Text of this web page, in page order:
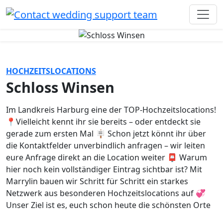
HOCHZEITSLOCATIONS
Schloss Winsen
Im Landkreis Harburg eine der TOP-Hochzeitslocations!
📍Vielleicht kennt ihr sie bereits – oder entdeckt sie
gerade zum ersten Mal 🪧 Schon jetzt könnt ihr über
die Kontaktfelder unverbindlich anfragen – wir leiten
eure Anfrage direkt an die Location weiter 📮 Warum
hier noch kein vollständiger Eintrag sichtbar ist? Mit
Marrylin bauen wir Schritt für Schritt ein starkes
Netzwerk aus besonderen Hochzeitslocations auf 💞
Unser Ziel ist es, euch schon heute die schönsten Orte